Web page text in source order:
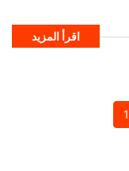
اقرأ المزيد
1